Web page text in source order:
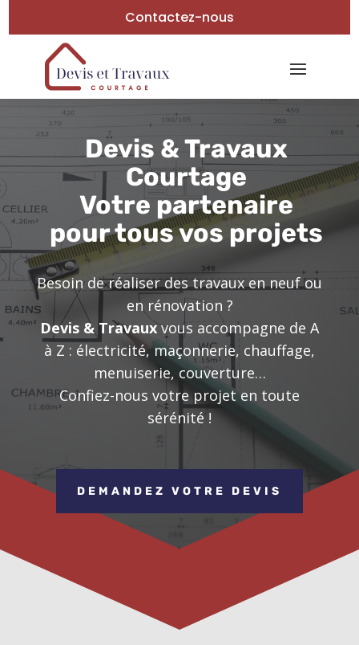
Contactez-nous
Devis & Travaux
Courtage
Votre partenaire
pour tous vos projets
Besoin de réaliser des travaux en neuf ou
en rénovation ?
Devis & Travaux vous accompagne de A
à Z : électricité, maçonnerie, chauffage,
menuiserie, couverture…
Confiez-nous votre projet en toute
sérénité !
DEMANDEZ VOTRE DEVIS